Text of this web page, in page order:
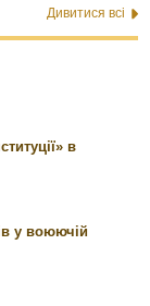
Дивитися всі
в
у воюючій